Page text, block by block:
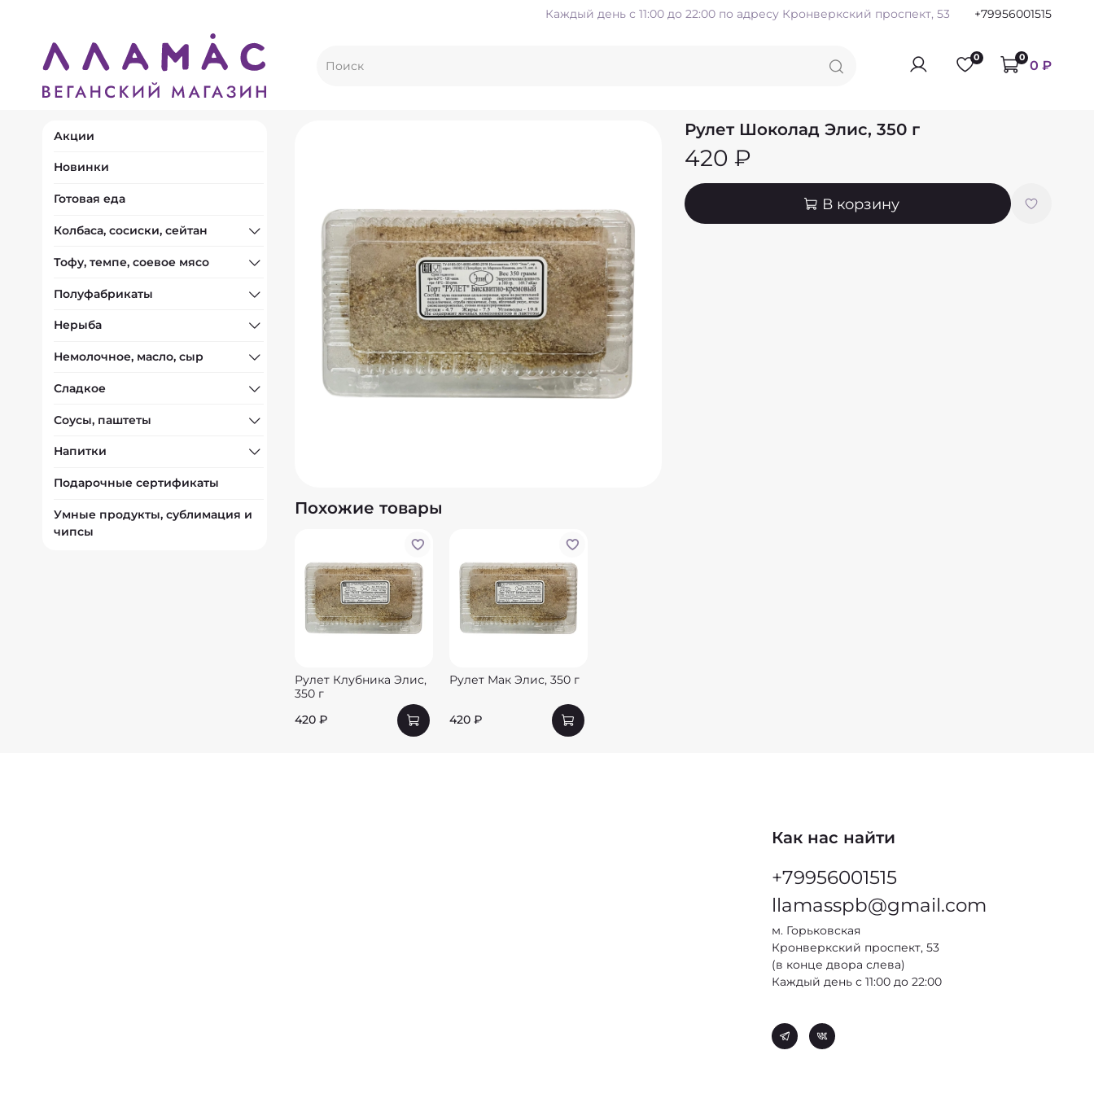
Каждый день с 11:00 до 22:00 по адресу Кронверкский проспект, 53 +79956001515
0 0 0 ₽
Рулет Шоколад Элис, 350 г
420 ₽
В корзину
Похожие товары
Рулет Клубника Элис,
350 г
420 ₽
Рулет Мак Элис, 350 г
420 ₽
Акции
Новинки
Готовая еда
Колбаса, сосиски, сейтан
Тофу, темпе, соевое мясо
Полуфабрикаты
Нерыба
Немолочное, масло, сыр
Сладкое
Соусы, паштеты
Напитки
Подарочные сертификаты
Умные продукты, сублимация и
чипсы
Как нас найти
+79956001515
llamasspb@gmail.com
м. Горьковская
Кронверкский проспект, 53
(в конце двора слева)
Каждый день с 11:00 до 22:00